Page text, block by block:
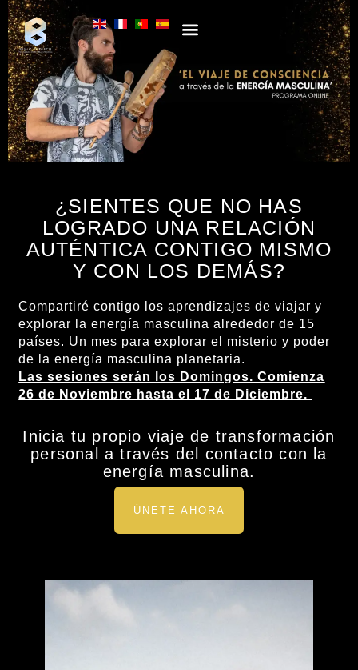
¿SIENTES QUE NO HAS
LOGRADO UNA RELACIÓN
AUTÉNTICA CONTIGO MISMO
Y CON LOS DEMÁS?
Compartiré contigo los aprendizajes de viajar y
explorar la energía masculina alrededor de 15
países. Un mes para explorar el misterio y poder
de la energía masculina planetaria.
Las sesiones serán los Domingos. Comienza
26 de Noviembre hasta el 17 de Diciembre.
Inicia tu propio viaje de transformación
personal a través del contacto con la
energía masculina.
ÚNETE AHORA